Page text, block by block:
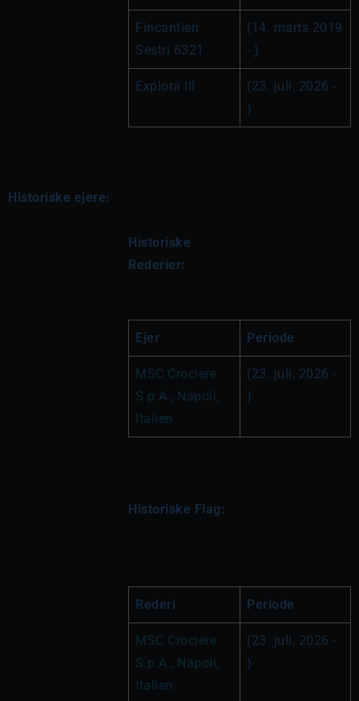
Fincantieri
Sestri 6321
(14. marts 2019
- )
Explora III
(23. juli, 2026 -
)
Historiske ejere:
Historiske
Rederier:
Ejer Periode
MSC Crociere
S.p.A., Napoli,
Italien
(23. juli, 2026 -
)
Historiske Flag:
Rederi Periode
MSC Crociere
S.p.A., Napoli,
Italien
(23. juli, 2026 -
)